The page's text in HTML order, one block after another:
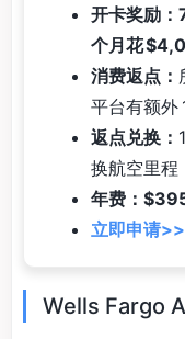
开卡奖励
个月花
消费返点：
平台有额外
返点兑换：
换航空里程
年费：
立即申请>>
Wells Fargo